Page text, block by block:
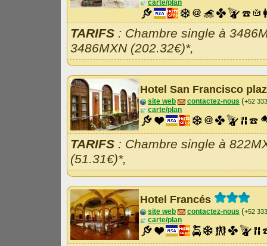
carte/plan
TARIFS : Chambre single à
3486MXN (202.32€)*,
Hotel San Francisco
site web contactez-nous (+52
carte/plan
TARIFS : Chambre single à
(51.31€)*,
Hotel Francés
site web contactez-nous (+52
carte/plan